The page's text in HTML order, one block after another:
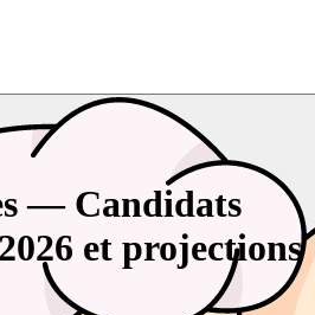
— Candidats
et projections